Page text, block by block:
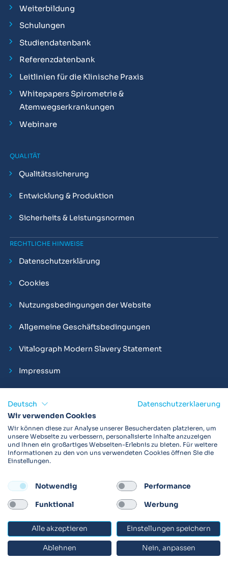
Weiterbildung
Schulungen
Studiendatenbank
Referenzdatenbank
Leitlinien für die Klinische Praxis
Whitepapers Spirometrie &
Atemwegserkrankungen
Webinare
QUALITÄT
Qualitätssicherung
Entwicklung & Produktion
Sicherheits & Leistungsnormen
RECHTLICHE HINWEISE
Datenschutzerklärung
Cookies
Nutzungsbedingungen der Website
Allgemeine Geschäftsbedingungen
Vitalograph Modern Slavery Statement
Impressum
Vitalograph ist ein internationaler Hersteller von Spirometern,
EKGs und Bakterien-Viren-Filtern zur sicheren
Lungenfunktionsdiagnostik. Darüber hinaus sind wir weltweit
als Technologie- und Service-Provider für klinische
FOLLOW
© 2026 Vitalograph
Deutsch
Datenschutzerklaerung
Wir verwenden Cookies
Wir können diese zur Analyse unserer Besucherdaten platzieren, um
unsere Webseite zu verbessern, personalisierte Inhalte anzuzeigen
und Ihnen ein großartiges Webseiten-Erlebnis zu bieten. Für weitere
Informationen zu den von uns verwendeten Cookies öffnen Sie die
Einstellungen.
Notwendig Performance
Funktional Werbung
Alle akzeptieren Einstellungen speichern
Ablehnen Nein, anpassen